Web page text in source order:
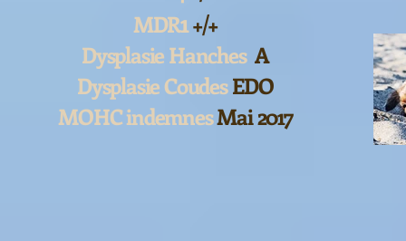
MDR1+/+
Dysplasie Hanches A
Dysplasie CoudesEDO
MOHC indemnesMai 2017